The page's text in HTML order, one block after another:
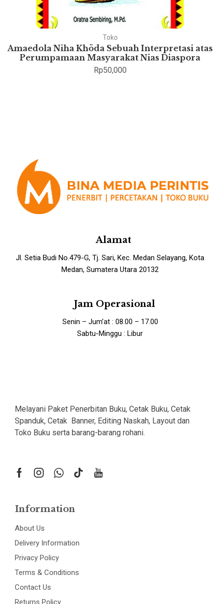
Toko
Amaedola Niha Khöda Sebuah Interpretasi atas
Perumpamaan Masyarakat Nias Diaspora
Rp50,000
Alamat
Jl. Setia Budi No.479-G, Tj. Sari, Kec. Medan Selayang, Kota
Medan, Sumatera Utara 20132
Jam Operasional
Senin – Jum’at : 08.00 – 17.00
Sabtu-Minggu : Libur
Melayani Paket Penerbitan Buku, Cetak Buku, Cetak
Spanduk, Cetak Banner, Editing Naskah, Layout dan
Toko Buku serta barang-barang rohani.
Information
About Us
Delivery Information
Privacy Policy
Terms & Conditions
Contact Us
Returns Policy